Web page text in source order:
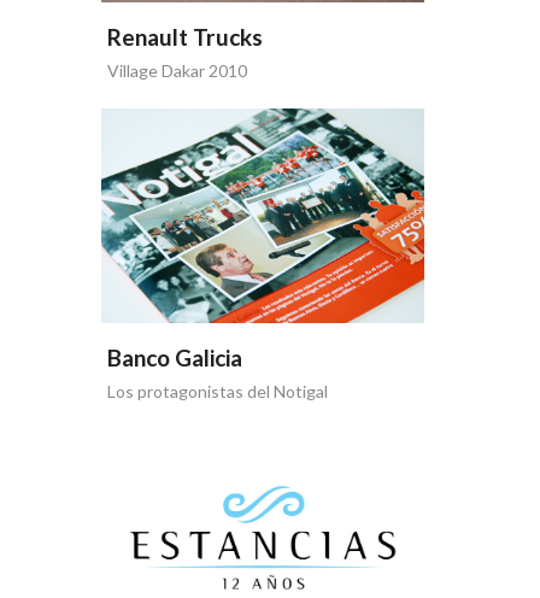
Renault Trucks
Village Dakar 2010
Banco Galicia
Los protagonistas del Notigal